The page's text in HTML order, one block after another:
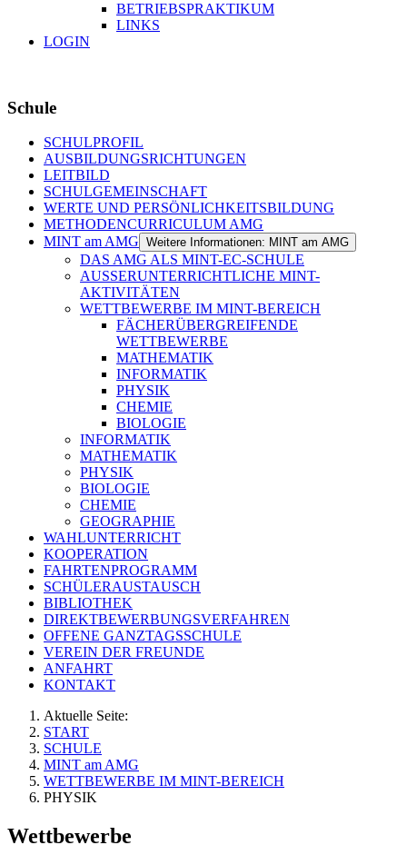
BETRIEBSPRAKTIKUM
LINKS
LOGIN
Schule
SCHULPROFIL
AUSBILDUNGSRICHTUNGEN
LEITBILD
SCHULGEMEINSCHAFT
WERTE UND PERSÖNLICHKEITSBILDUNG
METHODENCURRICULUM AMG
MINT am AMG Weitere Informationen: MINT am AMG
DAS AMG ALS MINT-EC-SCHULE
AUSSERUNTERRICHTLICHE MINT-
AKTIVITÄTEN
WETTBEWERBE IM MINT-BEREICH
FÄCHERÜBERGREIFENDE
WETTBEWERBE
MATHEMATIK
INFORMATIK
PHYSIK
CHEMIE
BIOLOGIE
INFORMATIK
MATHEMATIK
PHYSIK
BIOLOGIE
CHEMIE
GEOGRAPHIE
WAHLUNTERRICHT
KOOPERATION
FAHRTENPROGRAMM
SCHÜLERAUSTAUSCH
BIBLIOTHEK
DIREKTBEWERBUNGSVERFAHREN
OFFENE GANZTAGSSCHULE
VEREIN DER FREUNDE
ANFAHRT
KONTAKT
Aktuelle Seite:
START
SCHULE
MINT am AMG
WETTBEWERBE IM MINT-BEREICH
PHYSIK
Wettbewerbe